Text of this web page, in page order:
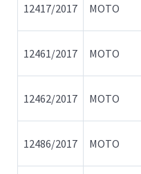
12417/2017 MOTO
12461/2017 MOTO
12462/2017 MOTO
12486/2017 MOTO